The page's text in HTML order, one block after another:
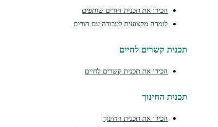
הכירו את תכנית הורים שותפים
לומדה מקצועית לעבודה עם הורים
קשרים לחיים
הכירו את תכנית קשרים לחיים
החינוך
הכירו את תכנית החינוך